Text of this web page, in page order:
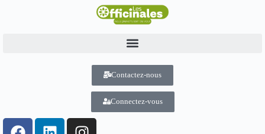
Contactez-nous
Connectez-vous